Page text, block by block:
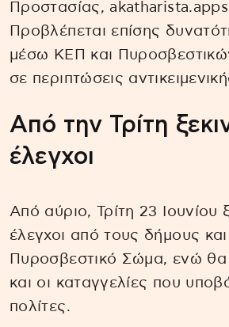
Προστασίας,
Προβλέπεται επίσης
μέσω ΚΕΠ και
σε περιπτώσεις
Από την Τρίτη
έλεγχοι
Από αύριο, Τρίτη 23 Ιουνίου
έλεγχοι από τους δήμους
Πυροσβεστικό Σώμα, ενώ θα
και οι καταγγελίες που
πολίτες.